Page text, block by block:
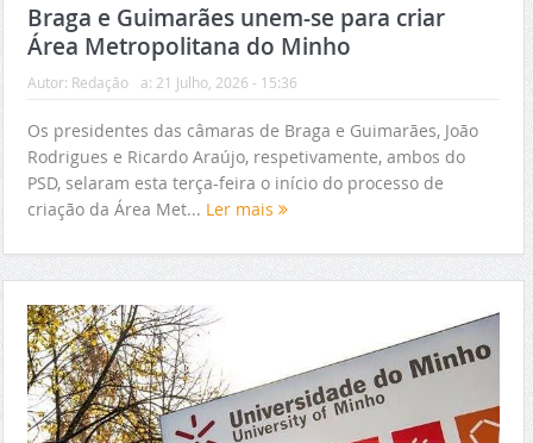
Braga e Guimarães unem-se para criar
Área Metropolitana do Minho
Autor: Redação a: 21 Julho, 2026 - 15:36
Os presidentes das câmaras de Braga e Guimarães, João
Rodrigues e Ricardo Araújo, respetivamente, ambos do
PSD, selaram esta terça-feira o início do processo de
criação da Área Met... Ler mais